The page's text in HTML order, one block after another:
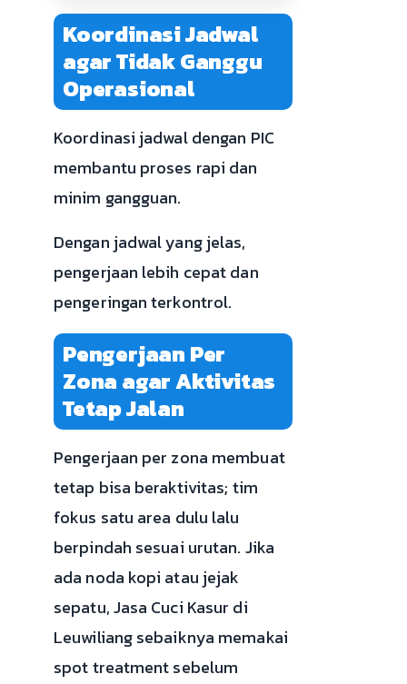
Koordinasi Jadwal
agar Tidak Ganggu
Operasional
Koordinasi jadwal dengan PIC
membantu proses rapi dan
minim gangguan.
Dengan jadwal yang jelas,
pengerjaan lebih cepat dan
pengeringan terkontrol.
Pengerjaan Per
Zona agar Aktivitas
Tetap Jalan
Pengerjaan per zona membuat
tetap bisa beraktivitas; tim
fokus satu area dulu lalu
berpindah sesuai urutan. Jika
ada noda kopi atau jejak
sepatu, Jasa Cuci Kasur di
Leuwiliang sebaiknya memakai
spot treatment sebelum